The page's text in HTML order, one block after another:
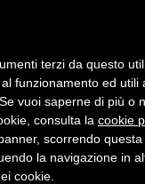
Login
terzi da questo
funzionamento ed utili
vuoi saperne di più o
consulta la cookie
scorrendo
la navigazione in
cookie.